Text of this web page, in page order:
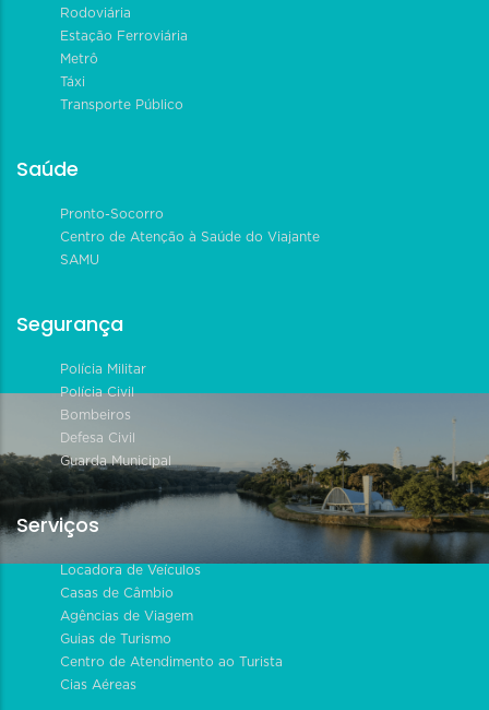
Rodoviária
Estação Ferroviária
Metrô
Táxi
Transporte Público
Saúde
Pronto-Socorro
Centro de Atenção à Saúde do Viajante
SAMU
Segurança
Polícia Militar
Polícia Civil
Bombeiros
Defesa Civil
Guarda Municipal
Serviços
Locadora de Veículos
Casas de Câmbio
Agências de Viagem
Guias de Turismo
Centro de Atendimento ao Turista
Cias Aéreas